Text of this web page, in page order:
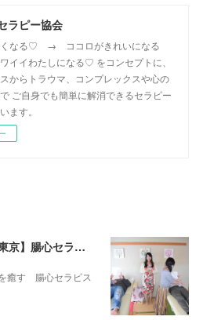
ラピー協会
くなる♡ → ココロがきれいになる
わたしになる♡ をコンセプトに、
からトラウマ、コンプレックスや心の
ご自身でも簡単に解消できるセラピー
ます。
8/10（月）＆9/28（月）【東京】腸心セラピスト養成コース《２日間コース》開講決定
癒す 腸心セラピス